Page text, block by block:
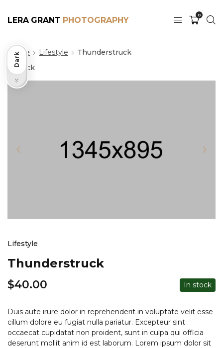
LERA GRANT
0
Home Lifestyle
Thunderstruck
Back
Lifestyle
Thunderstruck
$40.00 In stock
Duis aute irure dolor in reprehenderit in voluptate velit esse
cillum dolore eu fugiat nulla pariatur. Excepteur sint
occaecat cupidatat non proident, sunt in culpa qui officia
deserunt mollit anim id est laborum. Lorem ipsum dolor sit
Light
Dark